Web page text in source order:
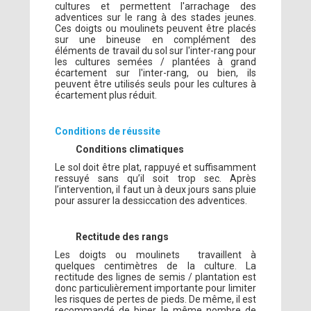
cultures et permettent l'arrachage des
adventices sur le rang à des stades jeunes.
Ces doigts ou moulinets peuvent être placés
sur une bineuse en complément des
éléments de travail du sol sur l'inter-rang pour
les cultures semées / plantées à grand
écartement sur l'inter-rang, ou bien, ils
peuvent être utilisés seuls pour les cultures à
écartement plus réduit.
Conditions de réussite
Conditions climatiques
Le sol doit être plat, rappuyé et suffisamment
ressuyé sans qu’il soit trop sec. Après
l’intervention, il faut un à deux jours sans pluie
pour assurer la dessiccation des adventices.
Rectitude des rangs
Les doigts ou moulinets travaillent à
quelques centimètres de la culture. La
rectitude des lignes de semis / plantation est
donc particulièrement importante pour limiter
les risques de pertes de pieds. De même, il est